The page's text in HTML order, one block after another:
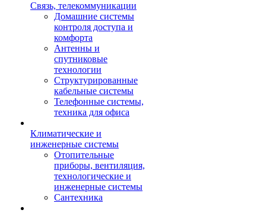
Связь, телекоммуникации
Домашние системы
контроля доступа и
комфорта
Антенны и
спутниковые
технологии
Структурированные
кабельные системы
Телефонные системы,
техника для офиса
Климатические и
инженерные системы
Отопительные
приборы, вентиляция,
технологические и
инженерные системы
Сантехника